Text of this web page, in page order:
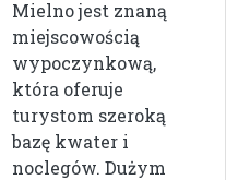
Mielno jest znaną
miejscowością
wypoczynkową,
która oferuje
turystom szeroką
bazę kwater i
noclegów. Dużym